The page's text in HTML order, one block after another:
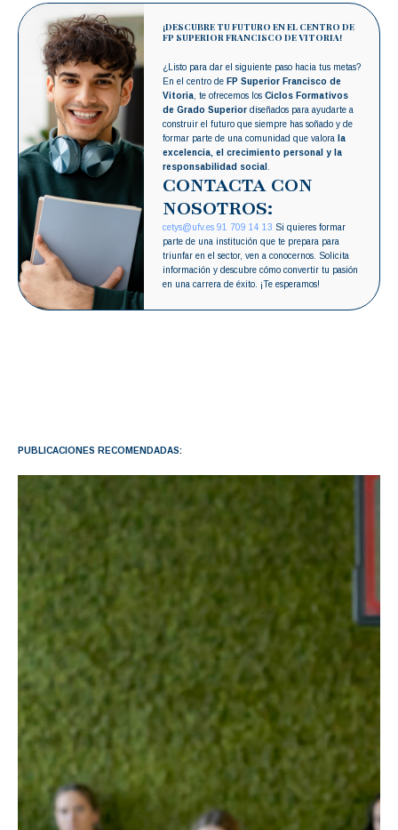
¡DESCUBRE TU FUTURO EN EL CENTRO DE
FP SUPERIOR FRANCISCO DE VITORIA!
¿Listo para dar el siguiente paso hacia tus metas?
En el centro de FP Superior Francisco de
Vitoria , te ofrecemos losCiclos Formativos
de Grado Superior diseñados para ayudarte a
construir el futuro que siempre has soñado y de
formar parte de una comunidad que valora
la
excelencia, el crecimiento personal y la
responsabilidad social
CONTACTA CON
NOSOTROS:
cetys@ufv.es 91 709 14 13 Si quieres formar
parte de una institución que te prepara para
triunfar en el sector, ven a conocernos. Solicita
información y descubre cómo convertir tu pasión
en una carrera de éxito. ¡Te esperamos!
PUBLICACIONES RECOMENDADAS: